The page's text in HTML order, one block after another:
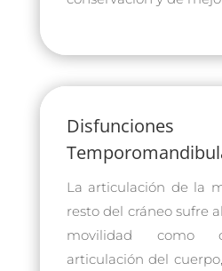
Disfunciones
La articulación de la
resto del cráneo sufre
movilidad como
articulación del